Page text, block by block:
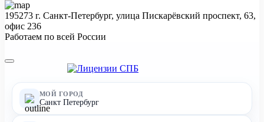
195273 г. Санкт-Петербург, улица Пискарёвский проспект, 63,
офис 236
Работаем по всей России
МОЙ ГОРОД
Санкт Петербург